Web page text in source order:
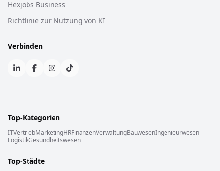
Hexjobs Business
Richtlinie zur Nutzung von KI
Verbinden
Top-Kategorien
ITVertriebMarketingHRFinanzenVerwaltungBauwesenIngenieurwesen
LogistikGesundheitswesen
Top-Städte